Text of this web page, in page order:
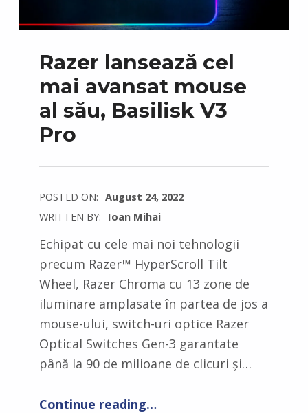
Razer lansează cel
mai avansat mouse
al său, Basilisk V3
Pro
POSTED ON: August 24, 2022
WRITTEN BY: Ioan Mihai
C
M
M
N
Echipat cu cele mai noi tehnologii
precum Razer™ HyperScroll Tilt
Wheel, Razer Chroma cu 13 zone de
iluminare amplasate în partea de jos a
mouse-ului, switch-uri optice Razer
Optical Switches Gen-3 garantate
până la 90 de milioane de clicuri și…
Continue reading“Razer lansează cel mai avansat mouse al său, Basilisk V3 Pro”
…